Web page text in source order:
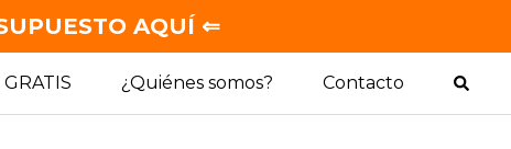
¿Quiénes somos? Contacto
AQUÍ ⇐